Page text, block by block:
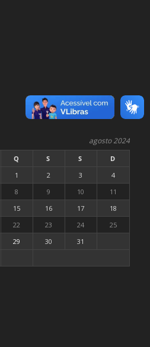
agosto 2024
Q S S D
1 2 3
4
8 9 10
11
15 16 17
18
22 23 24
25
29 30 31